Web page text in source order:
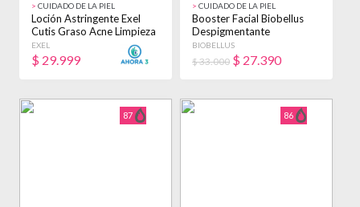
> CUIDADO DE LA PIEL
Loción Astringente Exel
Cutis Graso Acne Limpieza
X 250ml Todo Tipo De Piel
Día
EXEL
$ 29.999
> CUIDADO DE LA PIEL
Booster Facial Biobellus
Despigmentante
Tranexamic 30ml Acneica
Día/noche
BIOBELLUS
$ 33.000 $ 27.390
87 86